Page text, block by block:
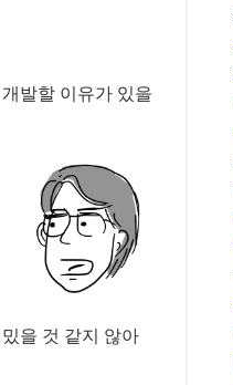
발할 이유가 있을
을 것 같지 않아